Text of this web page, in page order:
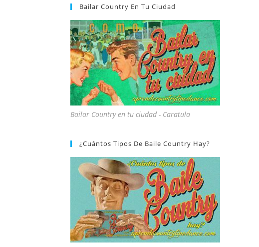
Bailar Country En Tu Ciudad
Bailar Country en tu ciudad - Caratula
¿Cuántos Tipos De Baile Country Hay?